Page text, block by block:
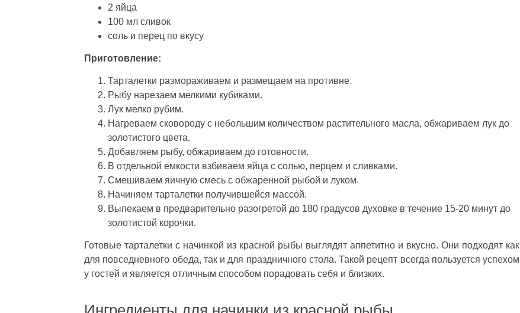
2 яйца
100 мл сливок
соль и перец по вкусу
Приготовление:
Тарталетки размораживаем и размещаем на противне.
Рыбу нарезаем мелкими кубиками.
Лук мелко рубим.
Нагреваем сковороду с небольшим количеством растительного масла, обжариваем лук до
золотистого цвета.
Добавляем рыбу, обжариваем до готовности.
В отдельной емкости взбиваем яйца с солью, перцем и сливками.
Смешиваем яичную смесь с обжаренной рыбой и луком.
Начиняем тарталетки получившейся массой.
Выпекаем в предварительно разогретой до 180 градусов духовке в течение 15-20 минут до
золотистой корочки.
Готовые тарталетки с начинкой из красной рыбы выглядят аппетитно и вкусно. Они подходят как
для повседневного обеда, так и для праздничного стола. Такой рецепт всегда пользуется успехом
у гостей и является отличным способом порадовать себя и близких.